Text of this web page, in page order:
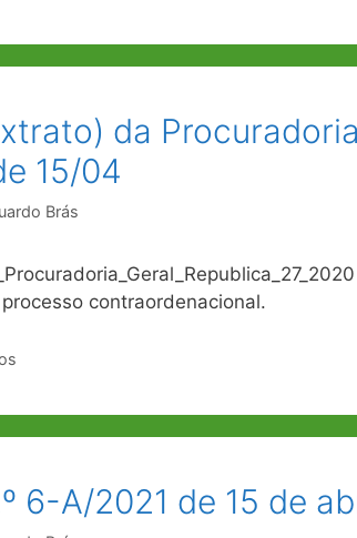
da
15/04
Brás
contraordenacional.
6-A/2021 de 15 de